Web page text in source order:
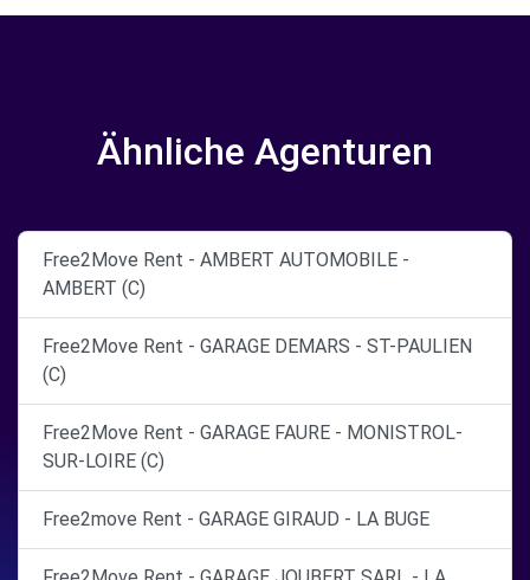
Ähnliche Agenturen
Free2Move Rent - AMBERT AUTOMOBILE -
AMBERT (C)
Free2Move Rent - GARAGE DEMARS - ST-PAULIEN
(C)
Free2Move Rent - GARAGE FAURE - MONISTROL-
SUR-LOIRE (C)
Free2move Rent - GARAGE GIRAUD - LA BUGE